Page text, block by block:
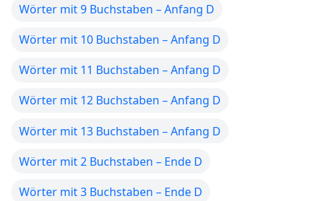
Wörter mit 9 Buchstaben – Anfang D
Wörter mit 10 Buchstaben – Anfang D
Wörter mit 11 Buchstaben – Anfang D
Wörter mit 12 Buchstaben – Anfang D
Wörter mit 13 Buchstaben – Anfang D
Wörter mit 2 Buchstaben – Ende D
Wörter mit 3 Buchstaben – Ende D